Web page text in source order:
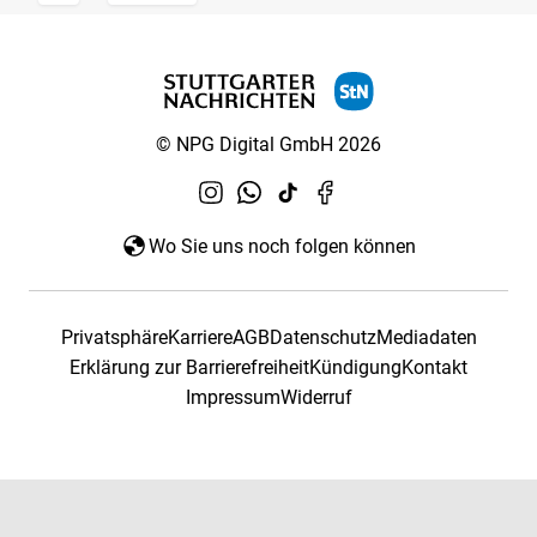
© NPG Digital GmbH 2026
Wo Sie uns noch folgen können
PrivatsphäreKarriereAGBDatenschutzMediadaten
Erklärung zur BarrierefreiheitKündigungKontakt
ImpressumWiderruf